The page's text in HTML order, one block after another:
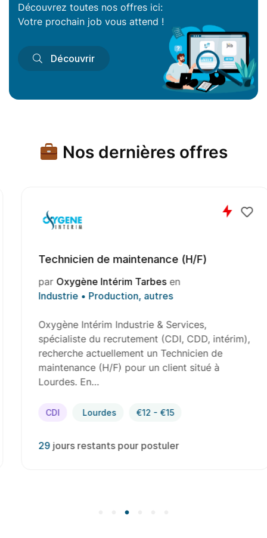
Découvrez toutes nos offres ici:
Votre prochain job vous attend !
Découvrir
Nos dernières offres
Technicien de maintenance (H/F)
parOxygène Intérim Tarbesen
Industrie • Production, autres
Oxygène Intérim Industrie & Services,
spécialiste du recrutement (CDI, CDD, intérim),
recherche actuellement un Technicien de
maintenance (H/F) pour un client situé à
Lourdes. En…
CDI Lourdes €12 - €15
29jours restants pour postuler